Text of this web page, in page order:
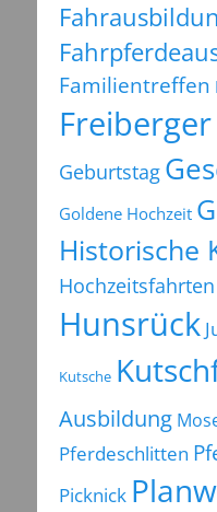
Familientreffen
Freiberger
Geburtstag
Goldene Hochzeit
Historische
Hochzeitsfahrten
Hunsrück
Kutsche
Ausbildung
Pferdeschlitten
Picknick